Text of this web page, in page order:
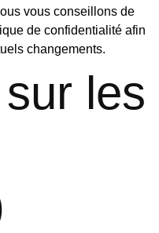
vous conseillons de
de confidentialité afin
changements.
les